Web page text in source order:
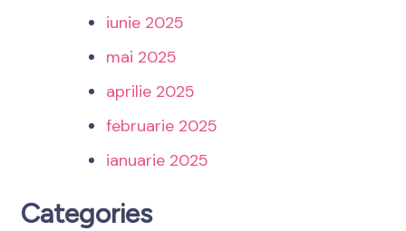
iunie 2025
mai 2025
aprilie 2025
februarie 2025
ianuarie 2025
Categories